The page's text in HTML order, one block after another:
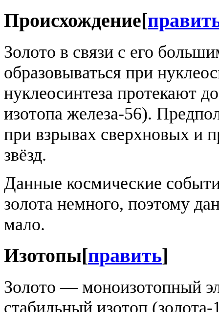
Происхождение [
Золото в связи с его
образовываться при
нуклеосинтеза протекают
изотопа железа-56).
при взрывах сверхновых и
звёзд.
Данные космические
золота немного, поэтому
мало.
Изотопы[править]
Золото — моноизотопный
стабильный изотоп